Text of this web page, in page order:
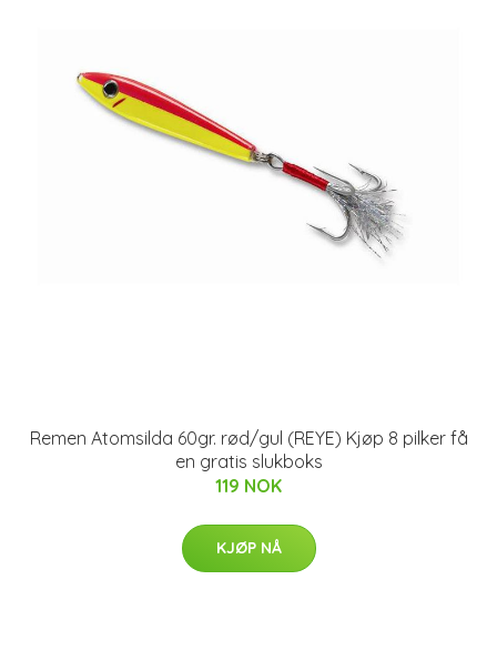
Remen Atomsilda 60gr. rød/gul (REYE) Kjøp 8 pilker få
en gratis slukboks
119 NOK
KJØP NÅ